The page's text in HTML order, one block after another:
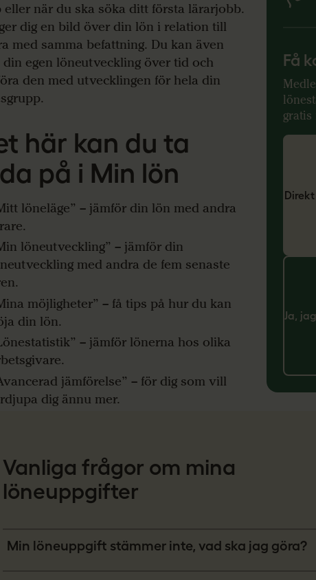
Få
gratis
Ja,
eller när du ska söka ditt första lärarjobb.
dig en bild över din lön i relation till
med samma befattning. Du kan även
din egen löneutveckling över tid och
den med utvecklingen för hela din
här kan du ta
på i Min lön
löneläge” – jämför din lön med andra
löneutveckling” – jämför din
med andra de fem senaste
möjligheter” – få tips på hur du kan
din lön.
– jämför lönerna hos olika
jämförelse” – för dig som vill
dig ännu mer.
Vanliga frågor om mina
löneuppgifter
Min löneuppgift stämmer inte, vad ska jag göra?